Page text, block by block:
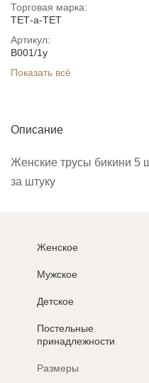
Торговая марка:
ТЕТ-а-ТЕТ
Артикул:
B001/1у
Показать всё
Описание
Женские трусы бикини 5
за штуку
Женское
Мужское
Детское
Постельные
принадлежности
Размеры